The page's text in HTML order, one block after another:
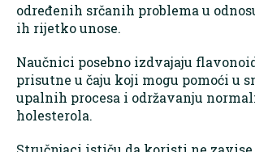
određenih srčanih problema u
ih rijetko unose.
Naučnici posebno izdvajaju
prisutne u čaju koji mogu pomoći u
upalnih procesa i održavanju
holesterola.